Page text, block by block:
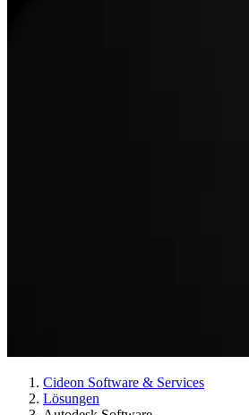
Cideon Software & Services
Lösungen